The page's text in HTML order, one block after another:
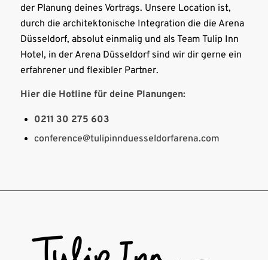
der Planung deines Vortrags. Unsere Location ist,
durch die architektonische Integration die die Arena
Düsseldorf, absolut einmalig und als Team Tulip Inn
Hotel, in der Arena Düsseldorf sind wir dir gerne ein
erfahrener und flexibler Partner.
Hier die Hotline für deine Planungen:
0211 30 275 603
conference@tulipinnduesseldorfarena.com